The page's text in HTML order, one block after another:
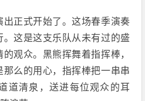
正式开始了。这场春季演奏
这是这支乐队从未有过的盛
观众。黑熊挥舞着指挥棒，
么的用心，指挥棒把一串串
道清泉，送进每位观众的耳